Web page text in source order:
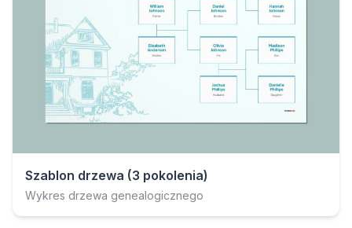
Szablon drzewa (3 pokolenia)
Wykres drzewa genealogicznego